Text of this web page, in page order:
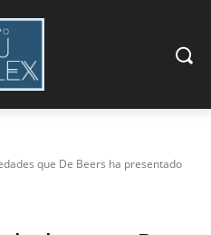
que De Beers ha presentado